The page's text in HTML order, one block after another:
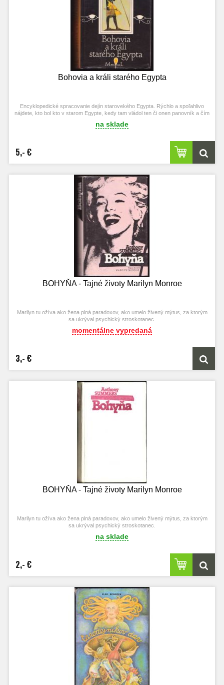
Bohovia a králi starého Egypta
Encyklopedické spracovanie dejín starovekého Egypta. Rýchlo a spoľahlivo
nájdete, kto bol kto v starom Egypte, kedy tam vládol ten či onen panovník a čím
na sklade
5,- €
BOHYŇA - Tajné životy Marilyn Monroe
Marilyn tu ožíva ako žena plná paradoxov, ako umelo živený mýtus, za ktorým
sa ukrýval psychický stroskotanec.
momentálne vypredaná
3,- €
BOHYŇA - Tajné životy Marilyn Monroe
Marilyn tu ožíva ako žena plná paradoxov, ako umelo živený mýtus, za ktorým
sa ukrýval psychický stroskotanec.
na sklade
2,- €